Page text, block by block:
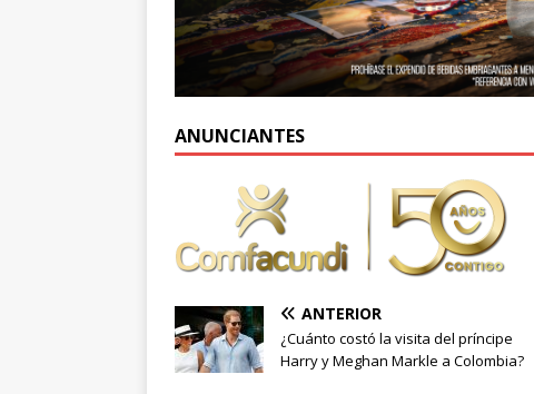
ANUNCIANTES
ANTERIOR
¿Cuánto costó la visita del príncipe
Harry y Meghan Markle a Colombia?